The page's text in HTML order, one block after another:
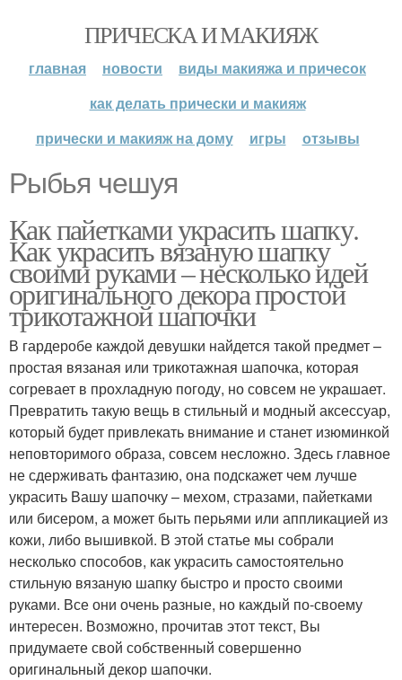
ПРИЧЕСКА И МАКИЯЖ
главная новости
виды макияжа и причесок
как делать прически и макияж
прически и макияж на дому
игры отзывы
Рыбья чешуя
Как пайетками украсить шапку.
Как украсить вязаную шапку
своими руками – несколько идей
оригинального декора простой
трикотажной шапочки
В гардеробе каждой девушки найдется такой предмет –
простая вязаная или трикотажная шапочка, которая
согревает в прохладную погоду, но совсем не украшает.
Превратить такую вещь в стильный и модный аксессуар,
который будет привлекать внимание и станет изюминкой
неповторимого образа, совсем несложно. Здесь главное
не сдерживать фантазию, она подскажет чем лучше
украсить Вашу шапочку – мехом, стразами, пайетками
или бисером, а может быть перьями или аппликацией из
кожи, либо вышивкой. В этой статье мы собрали
несколько способов, как украсить самостоятельно
стильную вязаную шапку быстро и просто своими
руками. Все они очень разные, но каждый по-своему
интересен. Возможно, прочитав этот текст, Вы
придумаете свой собственный совершенно
оригинальный декор шапочки.